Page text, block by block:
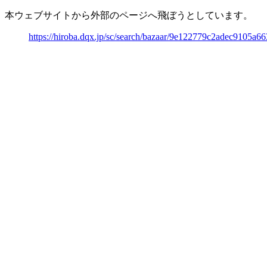
本ウェブサイトから外部のページへ飛ぼうとしています。
https://hiroba.dqx.jp/sc/search/bazaar/